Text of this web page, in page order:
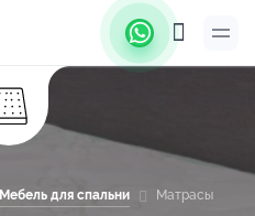
Мебель для спальни Матрасы